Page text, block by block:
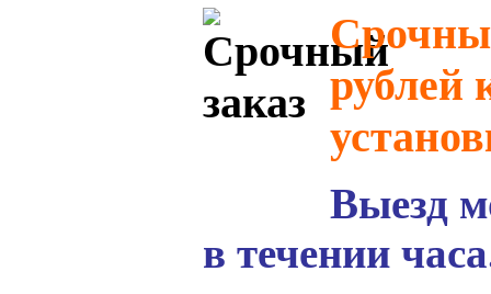
рублей
Выезд
в течении